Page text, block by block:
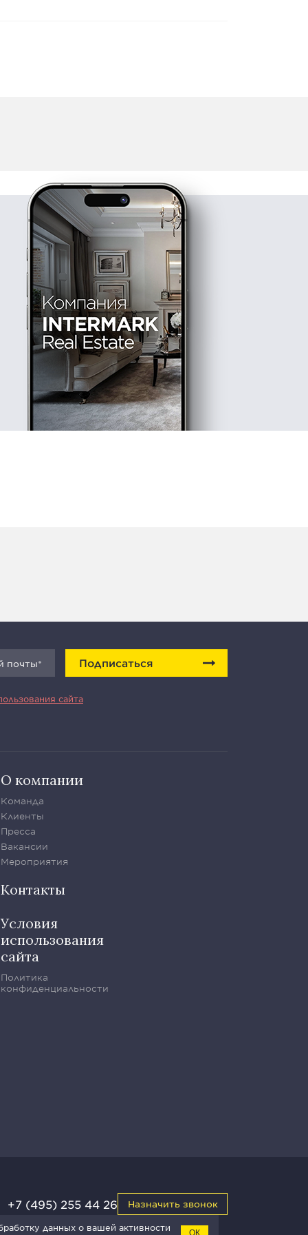
данных о вашей активности ОК
Подписаться
сайта
О компании
Команда
Клиенты
Пресса
Вакансии
Мероприятия
Контакты
Условия
использования
сайта
Политика
конфиденциальности
+7 (495) 255 44 26 Назначить звонок